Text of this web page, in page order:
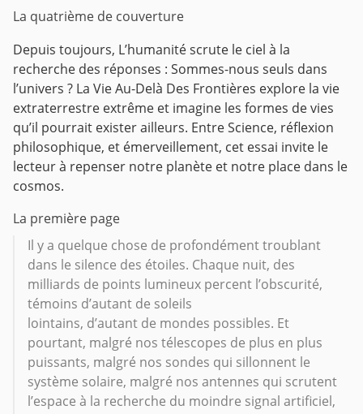
La quatrième de couverture
Depuis toujours, L’humanité scrute le ciel à la
recherche des réponses : Sommes-nous seuls dans
l’univers ? La Vie Au-Delà Des Frontières explore la vie
extraterrestre extrême et imagine les formes de vies
qu’il pourrait exister ailleurs. Entre Science, réflexion
philosophique, et émerveillement, cet essai invite le
lecteur à repenser notre planète et notre place dans le
cosmos.
La première page
Il y a quelque chose de profondément troublant
dans le silence des étoiles. Chaque nuit, des
milliards de points lumineux percent l’obscurité,
témoins d’autant de soleils
lointains, d’autant de mondes possibles. Et
pourtant, malgré nos télescopes de plus en plus
puissants, malgré nos sondes qui sillonnent le
système solaire, malgré nos antennes qui scrutent
l’espace à la recherche du moindre signal artificiel,